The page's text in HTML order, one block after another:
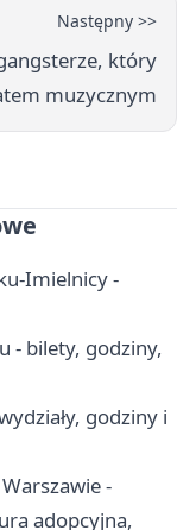
Następny >>
który
muzycznym
Imielnicy -
- bilety, godziny,
godziny i
-
adopcyjna,